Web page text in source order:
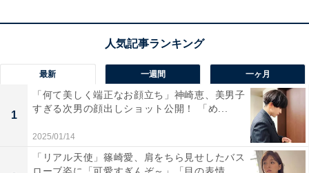
最新 一週間 一ヶ月
1
「何て美しく端正なお顔立ち」神崎恵、美男子
すぎる次男の顔出しショット公開！ 「め...
2025/01/14
「リアル天使」篠崎愛、肩をちら見せしたバス